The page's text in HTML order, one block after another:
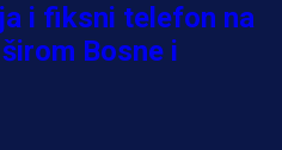
i fiksni telefon na
Bosne i